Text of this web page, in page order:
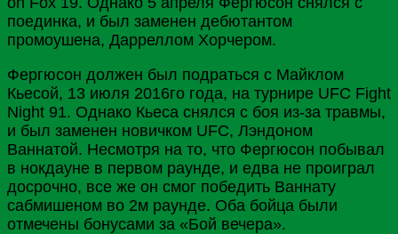
поединка, и был заменен дебютантом
промоушена, Дарреллом Хорчером.
Фергюсон должен был подраться с Майклом
Кьесой, 13 июля 2016го года, на турнире UFC Fight
Night 91. Однако Кьеса снялся с боя из-за травмы,
и был заменен новичком UFC, Лэндоном
Ваннатой. Несмотря на то, что Фергюсон побывал
в нокдауне в первом раунде, и едва не проиграл
досрочно, все же он смог победить Ваннату
сабмишеном во 2м раунде. Оба бойца были
отмечены бонусами за «Бой вечера».